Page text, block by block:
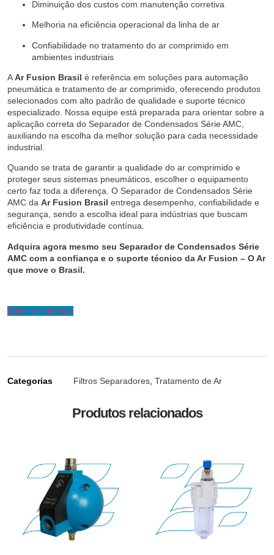
Diminuição dos custos com manutenção corretiva
Melhoria na eficiência operacional da linha de ar
Confiabilidade no tratamento do ar comprimido em
ambientes industriais
AAr Fusion Brasil é referência em soluções para automação
pneumática e tratamento de ar comprimido, oferecendo produtos
selecionados com alto padrão de qualidade e suporte técnico
especializado. Nossa equipe está preparada para orientar sobre a
aplicação correta do Separador de Condensados Série AMC,
auxiliando na escolha da melhor solução para cada necessidade
industrial.
Quando se trata de garantir a qualidade do ar comprimido e
proteger seus sistemas pneumáticos, escolher o equipamento
certo faz toda a diferença. O Separador de Condensados Série
AMC da Ar Fusion Brasil entrega desempenho, confiabilidade e
segurança, sendo a escolha ideal para indústrias que buscam
eficiência e produtividade contínua.
Adquira agora mesmo seu Separador de Condensados Série
AMC com a confiança e o suporte técnico da Ar Fusion – O Ar
que move o Brasil.
Baixe o Catálogo
Categorias Filtros Separadores Tratamento de Ar
Produtos relacionados